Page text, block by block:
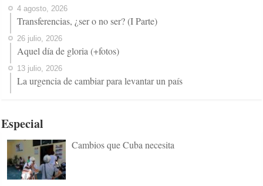
4 agosto, 2026
Transferencias, ¿ser o no ser? (I Parte)
26 julio, 2026
Aquel día de gloria (+fotos)
13 julio, 2026
La urgencia de cambiar para levantar un país
Especial
Cambios que Cuba necesita